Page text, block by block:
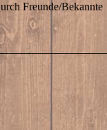
Freunde/Bekannte